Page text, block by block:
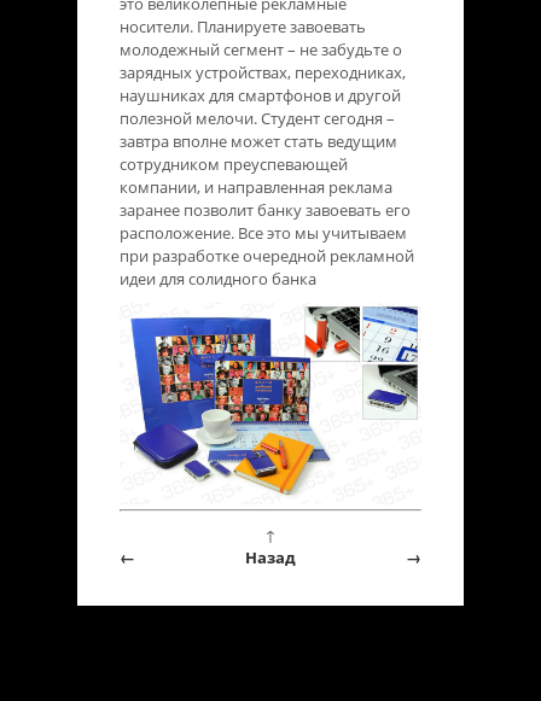
носители. Планируете завоевать
молодежный сегмент – не забудьте о
зарядных устройствах, переходниках,
наушниках для смартфонов и другой
полезной мелочи. Студент сегодня –
завтра вполне может стать ведущим
сотрудником преуспевающей
компании, и направленная реклама
заранее позволит банку завоевать его
расположение. Все это мы учитываем
при разработке очередной рекламной
идеи для солидного банка
←
↑
Назад
→